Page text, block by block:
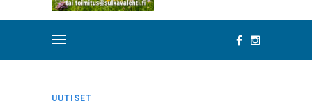
UUTISET